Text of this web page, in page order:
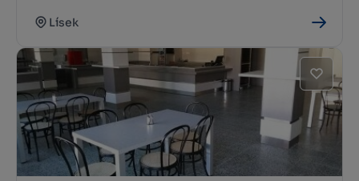
Lísek